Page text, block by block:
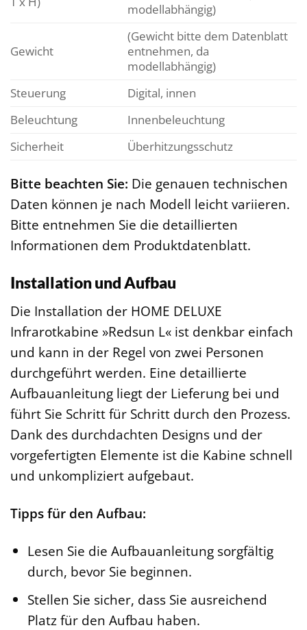
modellabhängig)
Gewicht
(Gewicht bitte dem Datenblatt
entnehmen, da
modellabhängig)
Steuerung
Digital, innen
Beleuchtung
Innenbeleuchtung
Sicherheit
Überhitzungsschutz
Bitte beachten Sie: Die genauen technischen
Daten können je nach Modell leicht variieren.
Bitte entnehmen Sie die detaillierten
Informationen dem Produktdatenblatt.
Installation und Aufbau
Die Installation der HOME DELUXE
Infrarotkabine »Redsun L« ist denkbar einfach
und kann in der Regel von zwei Personen
durchgeführt werden. Eine detaillierte
Aufbauanleitung liegt der Lieferung bei und
führt Sie Schritt für Schritt durch den Prozess.
Dank des durchdachten Designs und der
vorgefertigten Elemente ist die Kabine schnell
und unkompliziert aufgebaut.
Tipps für den Aufbau:
Lesen Sie die Aufbauanleitung sorgfältig
durch, bevor Sie beginnen.
Stellen Sie sicher, dass Sie ausreichend
Platz für den Aufbau haben.